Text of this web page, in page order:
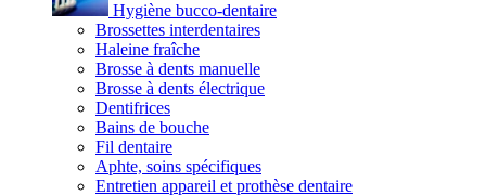
Hygiène bucco-dentaire
Brossettes interdentaires
Haleine fraîche
Brosse à dents manuelle
Brosse à dents électrique
Dentifrices
Bains de bouche
Fil dentaire
Aphte, soins spécifiques
Entretien appareil et prothèse dentaire